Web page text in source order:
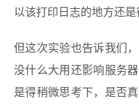
以该打印日志的地方还是
但这次实验也告诉我们
没什么大用还影响服务
是得稍微思考下，是否